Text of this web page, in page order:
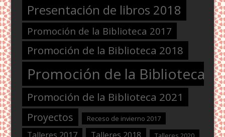
Presentación de libros 2018
Promoción de la Biblioteca 2017
Promoción de la Biblioteca 2018
Promoción de la Biblioteca
Promoción de la Biblioteca 2021
Proyectos Receso de invierno 2017